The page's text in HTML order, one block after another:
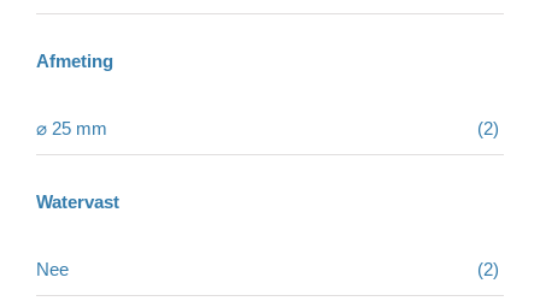
Afmeting
⌀ 25 mm (2)
Watervast
Nee (2)